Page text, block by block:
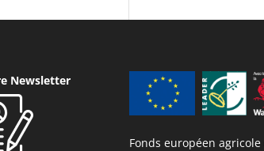
Newsletter
Fonds européen agricole